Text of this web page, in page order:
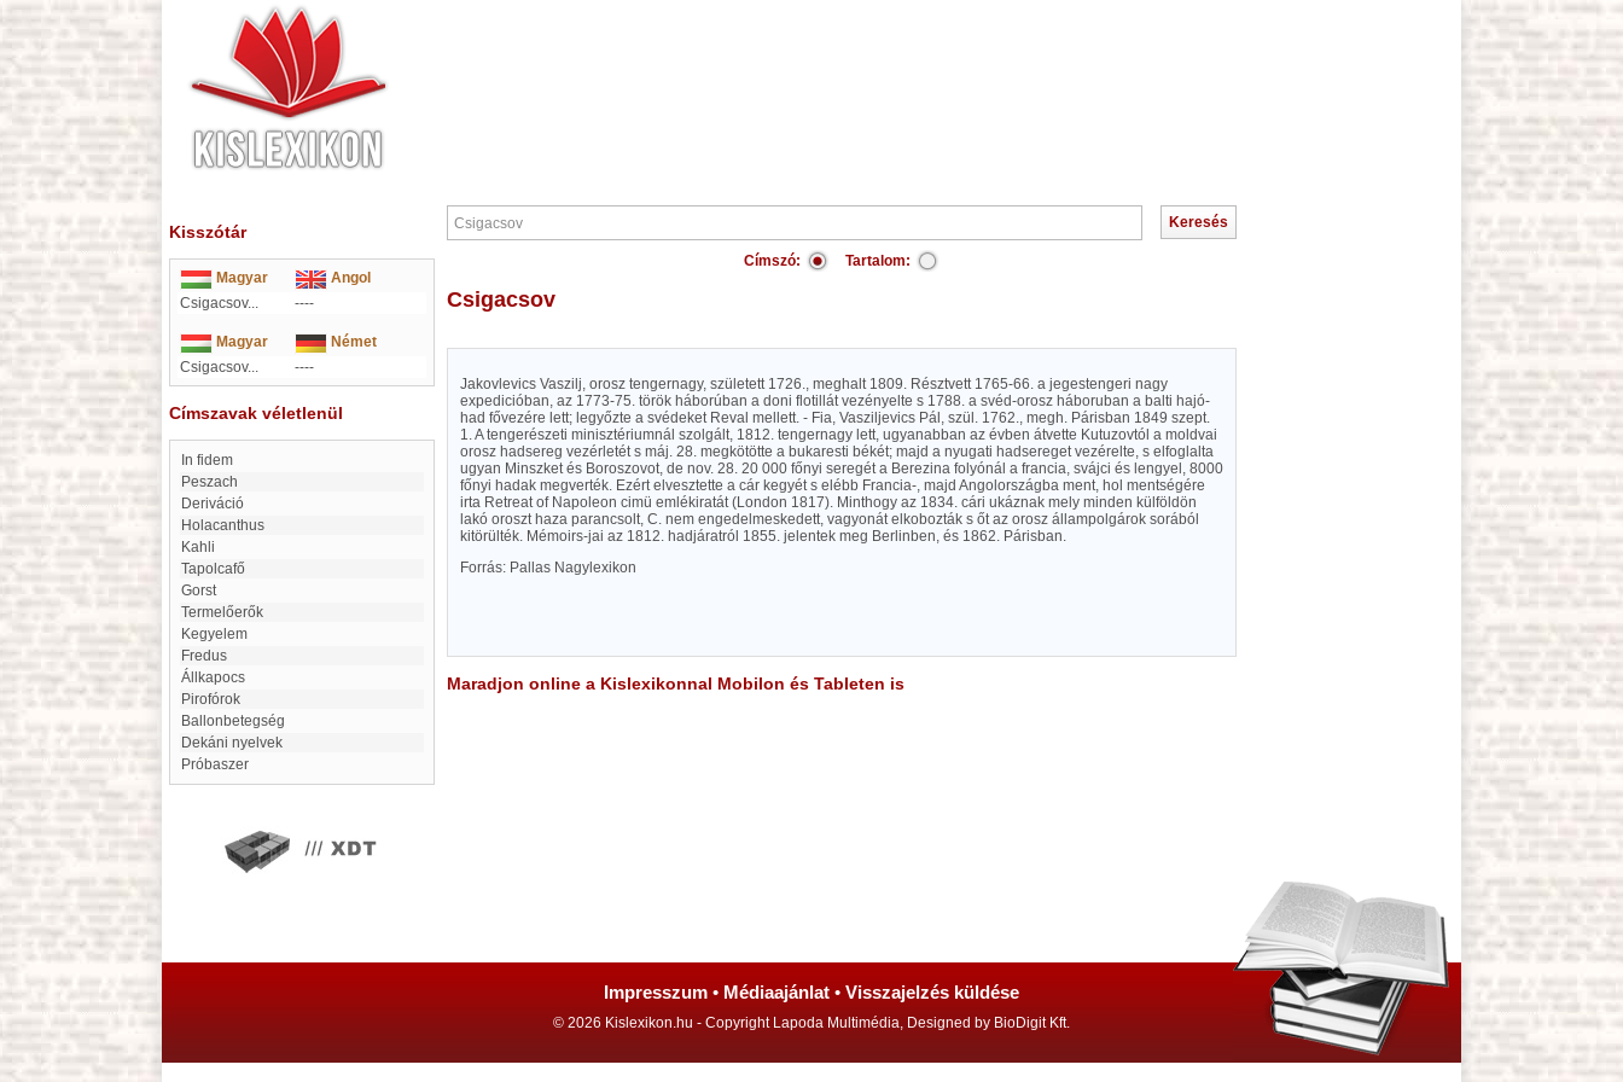
Kisszótár
Magyar
Angol
Csigacsov...
----
Magyar
Német
Csigacsov...
----
Címszavak véletlenül
In fidem
Peszach
deriváció
Holacanthus
kahli
Tapolcafő
Gorst
termelőerők
Kegyelem
Fredus
Állkapocs
Pirofórok
ballonbetegség
Dekáni nyelvek
Próbaszer
Címszó: Tartalom:
Csigacsov
Jakovlevics Vaszilj, orosz tengernagy, született 1726., meghalt 1809. Résztvett 1765-66. a jegestengeri nagy
expedicióban, az 1773-75. török háborúban a doni flotillát vezényelte s 1788. a svéd-orosz háboruban a balti hajó-
had fővezére lett; legyőzte a svédeket Reval mellett. - Fia, Vasziljevics Pál, szül. 1762., megh. Párisban 1849 szept.
1. A tengerészeti minisztériumnál szolgált, 1812. tengernagy lett, ugyanabban az évben átvette Kutuzovtól a moldvai
orosz hadsereg vezérletét s máj. 28. megkötötte a bukaresti békét; majd a nyugati hadsereget vezérelte, s elfoglalta
ugyan Minszket és Boroszovot, de nov. 28. 20 000 főnyi seregét a Berezina folyónál a francia, svájci és lengyel, 8000
főnyi hadak megverték. Ezért elvesztette a cár kegyét s elébb Francia-, majd Angolországba ment, hol mentségére
irta Retreat of Napoleon cimü emlékiratát (London 1817). Minthogy az 1834. cári ukáznak mely minden külföldön
lakó oroszt haza parancsolt, C. nem engedelmeskedett, vagyonát elkobozták s őt az orosz állampolgárok sorából
kitörülték. Mémoirs-jai az 1812. hadjáratról 1855. jelentek meg Berlinben, és 1862. Párisban.
Forrás: Pallas Nagylexikon
Maradjon online a Kislexikonnal Mobilon és Tableten is
Impresszum • Médiaajánlat • Visszajelzés küldése
© 2026 Kislexikon.hu - Copyright Lapoda Multimédia, Designed by BioDigit Kft.